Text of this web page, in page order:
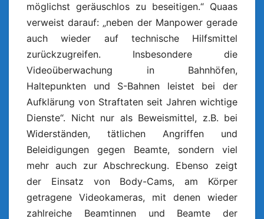
möglichst geräuschlos zu beseitigen.“ Quaas
verweist darauf: „neben der Manpower gerade
auch wieder auf technische Hilfsmittel
zurückzugreifen. Insbesondere die
Videoüberwachung in Bahnhöfen,
Haltepunkten und S-Bahnen leistet bei der
Aufklärung von Straftaten seit Jahren wichtige
Dienste“. Nicht nur als Beweismittel, z.B. bei
Widerständen, tätlichen Angriffen und
Beleidigungen gegen Beamte, sondern viel
mehr auch zur Abschreckung. Ebenso zeigt
der Einsatz von Body-Cams, am Körper
getragene Videokameras, mit denen wieder
zahlreiche Beamtinnen und Beamte der